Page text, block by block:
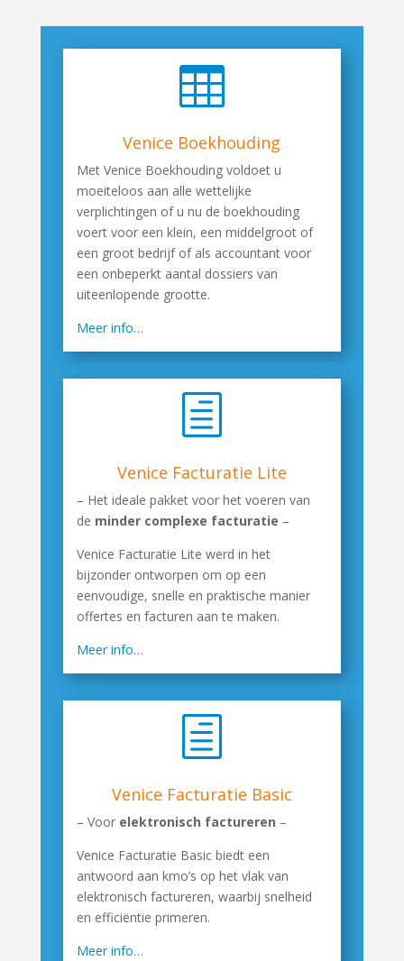

Venice Boekhouding
Met Venice Boekhouding voldoet u
moeiteloos aan alle wettelijke
verplichtingen of u nu de boekhouding
voert voor een klein, een middelgroot of
een groot bedrijf of als accountant voor
een onbeperkt aantal dossiers van
uiteenlopende grootte.
Meer info…
h
Venice Facturatie Lite
– Het ideale pakket voor het voeren van
de minder complexe facturatie –
Venice Facturatie Lite werd in het
bijzonder ontworpen om op een
eenvoudige, snelle en praktische manier
offertes en facturen aan te maken.
Meer info…
h
Venice Facturatie Basic
– Voor elektronisch factureren –
Venice Facturatie Basic biedt een
antwoord aan kmo’s op het vlak van
elektronisch factureren, waarbij snelheid
en efficiëntie primeren.
Meer info…